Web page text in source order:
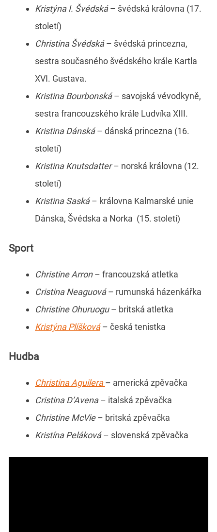
Kristýna I. Švédská– švédská královna (17.
století)
Christina Švédská– švédská princezna,
sestra současného švédského krále Kartla
XVI. Gustava.
Kristina Bourbonská– savojská vévodkyně,
sestra francouzského krále Ludvíka XIII.
Kristina Dánská– dánská princezna (16.
století)
Kristina Knutsdatter– norská královna (12.
století)
Kristina Saská– královna Kalmarské unie
Dánska, Švédska a Norka (15. století)
Sport
Christine Arron– francouzská atletka
Cristina Neaguová– rumunská házenkářka
Christine Ohuruogu– britská atletka
Kristýna Plíšková – česká tenistka
Hudba
Christina Aguilera – americká zpěvačka
Cristina D’Avena– italská zpěvačka
Christine McVie– britská zpěvačka
Kristína Peláková– slovenská zpěvačka